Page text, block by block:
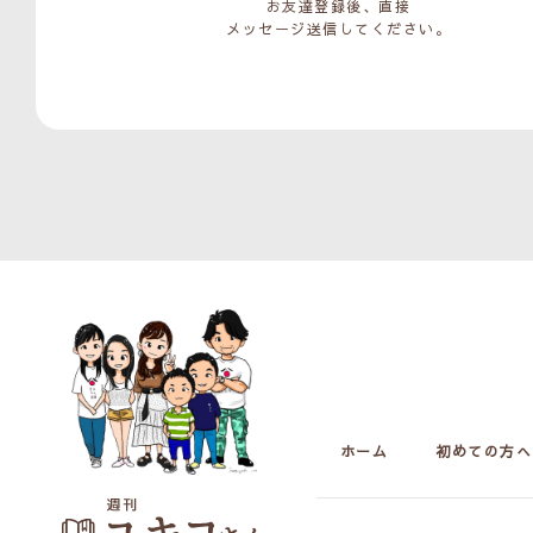
お友達登録後、直接
メッセージ送信してください。
ホーム 初めての方へ